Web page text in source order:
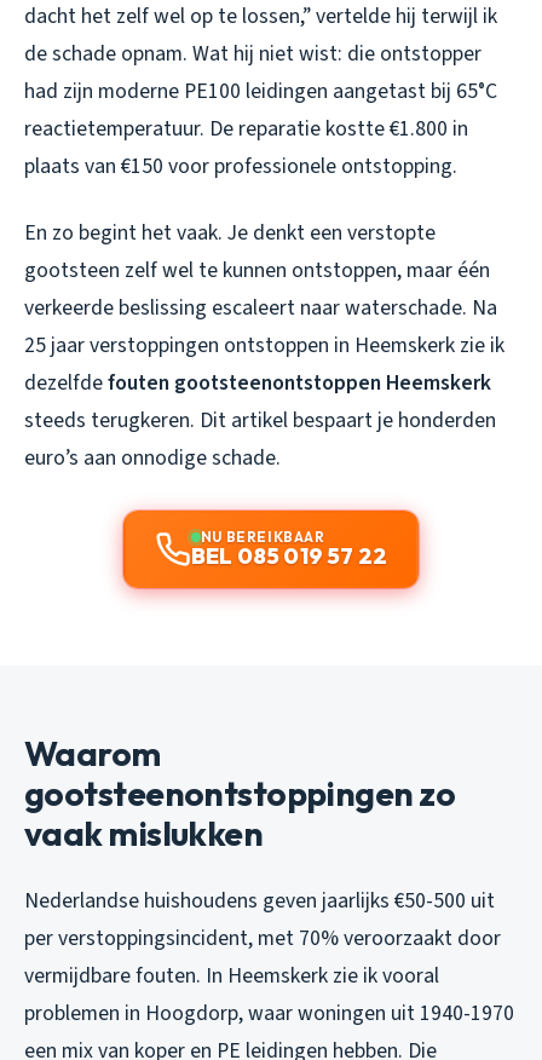
dacht het zelf wel op te lossen,” vertelde hij terwijl ik
de schade opnam. Wat hij niet wist: die ontstopper
had zijn moderne PE100 leidingen aangetast bij 65°C
reactietemperatuur. De reparatie kostte €1.800 in
plaats van €150 voor professionele ontstopping.
En zo begint het vaak. Je denkt een verstopte
gootsteen zelf wel te kunnen ontstoppen, maar één
verkeerde beslissing escaleert naar waterschade. Na
25 jaar verstoppingen ontstoppen in Heemskerk zie ik
dezelfdefouten gootsteenontstoppen Heemskerk
steeds terugkeren. Dit artikel bespaart je honderden
euro’s aan onnodige schade.
NU BEREIKBAAR
BEL 085 019 57 22
Waarom
gootsteenontstoppingen zo
vaak mislukken
Nederlandse huishoudens geven jaarlijks €50-500 uit
per verstoppingsincident, met 70% veroorzaakt door
vermijdbare fouten. In Heemskerk zie ik vooral
problemen in Hoogdorp, waar woningen uit 1940-1970
een mix van koper en PE leidingen hebben. Die